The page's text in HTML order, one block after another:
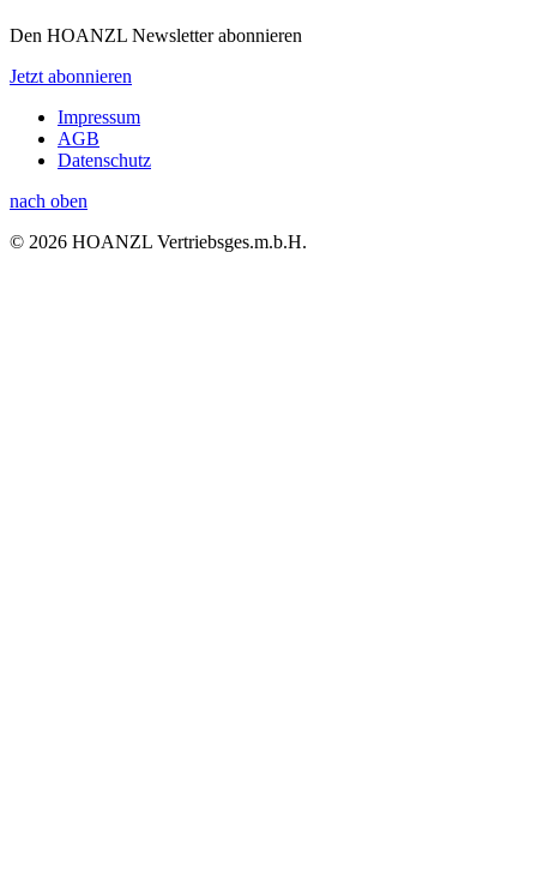
Den HOANZL Newsletter abonnieren
Jetzt abonnieren
Impressum
AGB
Datenschutz
nach oben
© 2026 HOANZL Vertriebsges.m.b.H.